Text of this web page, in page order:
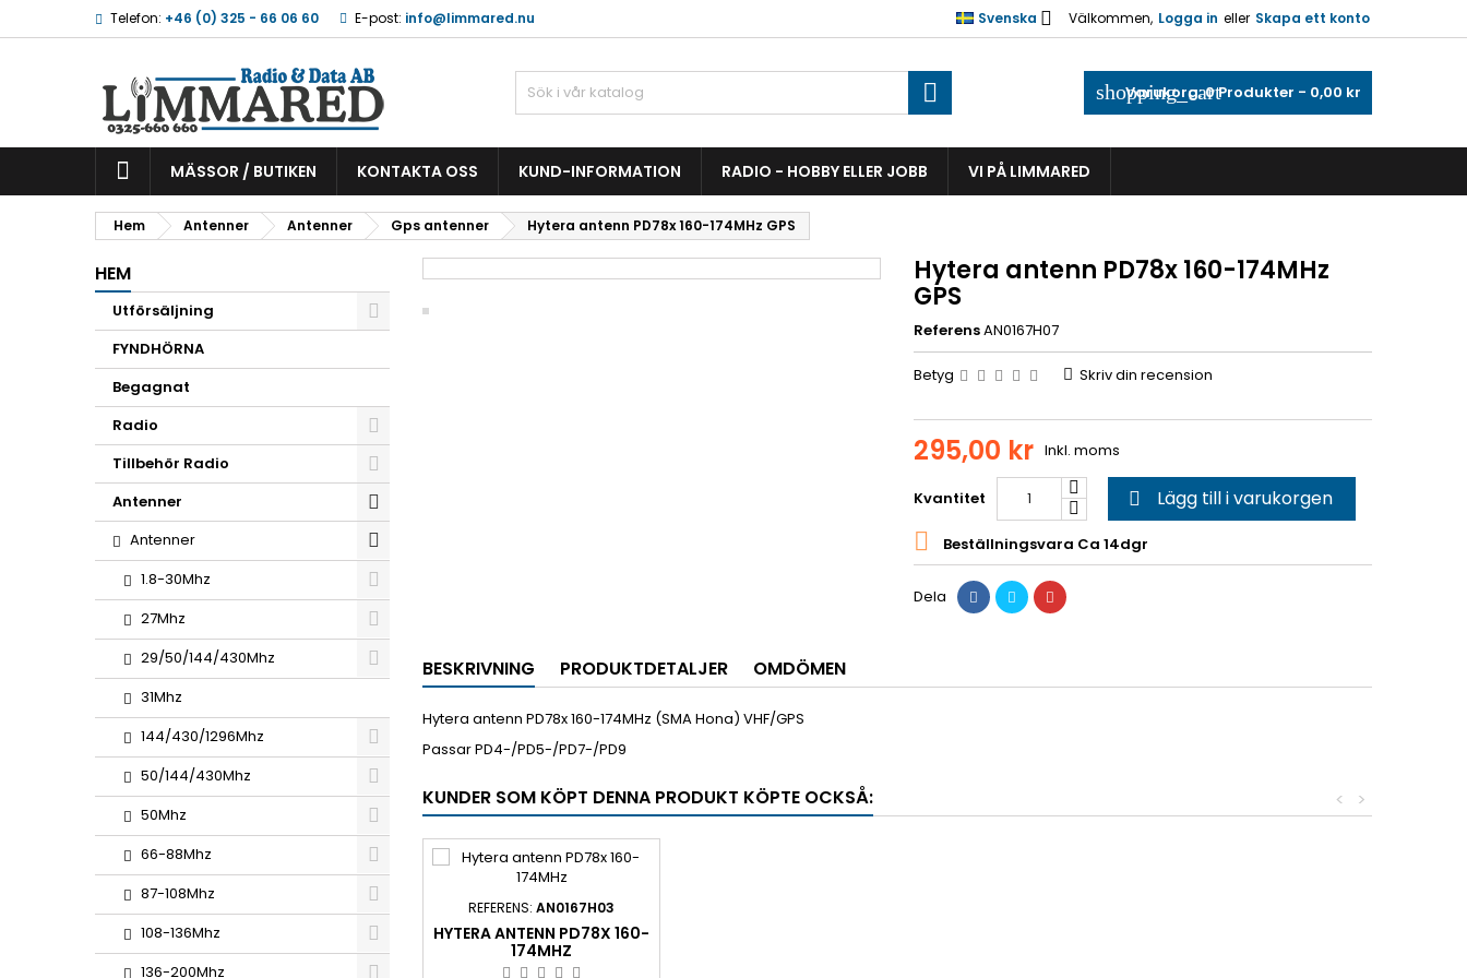
Telefon: +46 (0) 325 - 66 06 60 E-post: info@limmared.nu Välkommen, Logga in eller Skapa ett konto
Svenska 
shopping_cart
Varukorg:0Produkter - 0,00 kr

MÄSSOR / BUTIKEN KONTAKTA OSS KUND-INFORMATION RADIO - HOBBY ELLER JOBB VI PÅ LIMMARED
Hem Antenner Antenner Gps antenner Hytera antenn PD78x 160-174MHz GPS
HEM
Utförsäljning
FYNDHÖRNA
Begagnat
Radio
Tillbehör Radio
Antenner
Antenner
1.8-30Mhz
27Mhz
29/50/144/430Mhz
31Mhz
144/430/1296Mhz
50/144/430Mhz
50Mhz
66-88Mhz
87-108Mhz
108-136Mhz
136-200Mhz
Hytera antenn PD78x 160-174MHz
GPS
ReferensAN0167H07
Betyg Skriv din recension
295,00 kr Inkl. moms
Kvantitet  Lägg till i varukorgen
 Beställningsvara Ca 14dgr
Dela
BESKRIVNING PRODUKTDETALJER OMDÖMEN
Hytera antenn PD78x 160-174MHz (SMA Hona) VHF/GPS
Passar PD4-/PD5-/PD7-/PD9
KUNDER SOM KÖPT DENNA PRODUKT KÖPTE OCKSÅ: >
<
REFERENS: AN0167H03
HYTERA ANTENN PD78X 160-
174MHZ